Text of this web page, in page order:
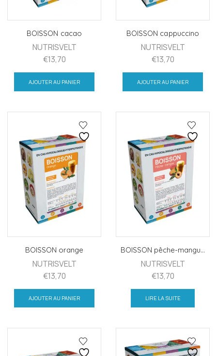
BOISSON cacao
NUTRISVELT
€13,70
AJOUTER AU PANIER
BOISSON cappuccino
NUTRISVELT
€13,70
AJOUTER AU PANIER
BOISSON orange
NUTRISVELT
€13,70
AJOUTER AU PANIER
BOISSON pêche-mangu...
NUTRISVELT
€13,70
LIRE LA SUITE